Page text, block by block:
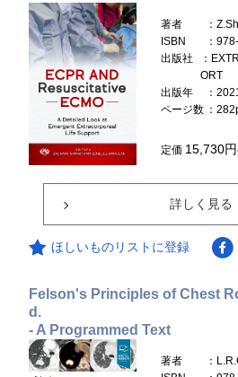
著者
：
ISBN
：
出版社
：
ORT
出版年
：
ページ数 ：
定価 15,730円
詳しく見る
ほしいものリストに登録
Felson's Principles of Chest
d.
- A Programmed Text
著者
：